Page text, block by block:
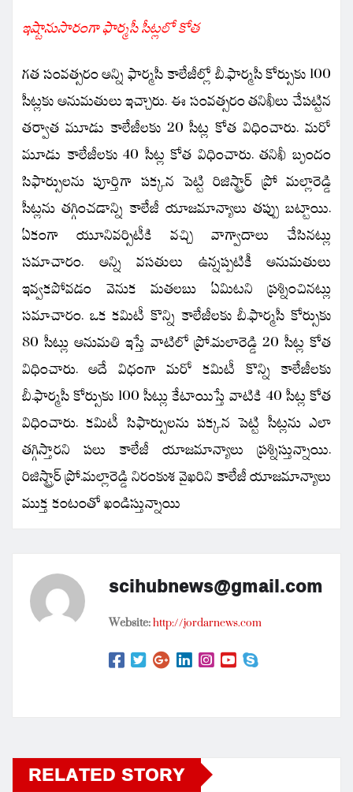
ఇష్టానుసారంగా ఫార్మసీ సీట్లలో కోత
గత సంవత్సరం అన్ని ఫార్మసీ కాలేజీల్లో బీ.ఫార్మసీ కోర్సుకు 100
సీట్లకు అనుమతులు ఇచ్చారు. ఈ సంవత్సరం తనిఖీలు చేపట్టిన
తర్వాత మూడు కాలేజీలకు 20 సీట్ల కోత విధించారు. మరో
మూడు కాలేజీలకు 40 సీట్ల కోత విధించారు. తనిఖీ బృందం
సిఫార్సులను పూర్తిగా పక్కన పెట్టి రిజిస్ట్రార్ ప్రో మల్లారెడ్డి
సీట్లను తగ్గించడాన్ని కాలేజీ యాజమాన్యాలు తప్పు బట్టాయి.
ఏకంగా యూనివర్సిటీకి వచ్చి వాగ్వాదాలు చేసినట్లు
సమాచారం. అన్ని వసతులు ఉన్నప్పటికీ అనుమతులు
ఇవ్వకపోవడం వెనుక మతలబు ఏమిటని ప్రశ్నించినట్లు
సమాచారం. ఒక కమిటీ కొన్ని కాలేజీలకు బీ.ఫార్మసీ కోర్సుకు
80 సీట్లు అనుమతి ఇస్తే వాటిలో ప్రో.మలారెడ్డి 20 సీట్ల కోత
విధించారు. అదే విధంగా మరో కమిటీ కొన్ని కాలేజీలకు
బీ.ఫార్మసీ కోర్సుకు 100 సీట్లు కేటాయిస్తే వాటికి 40 సీట్ల కోత
విధించారు. కమిటీ సిఫార్సులను పక్కన పెట్టి సీట్లను ఎలా
తగ్గిస్తారని పలు కాలేజీ యాజమాన్యాలు ప్రశ్నిస్తున్నాయి.
రిజిస్ట్రార్ ప్రో.మల్లారెడ్డి నిరంకుశ వైఖరిని కాలేజీ యాజమాన్యాలు
ముక్త కంటంతో ఖండిస్తున్నాయి
scihubnews@gmail.com
Website:http://jordarnews.com
RELATED STORY